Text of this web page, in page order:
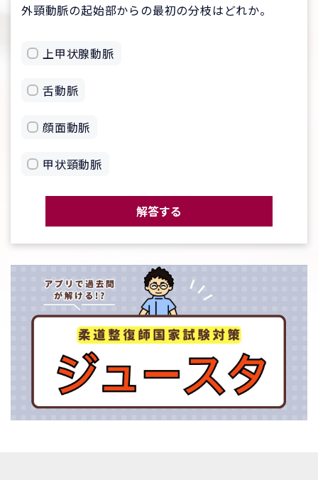
外頸動脈の起始部からの最初の分枝はどれか。
上甲状腺動脈
舌動脈
顔面動脈
甲状頸動脈
解答する